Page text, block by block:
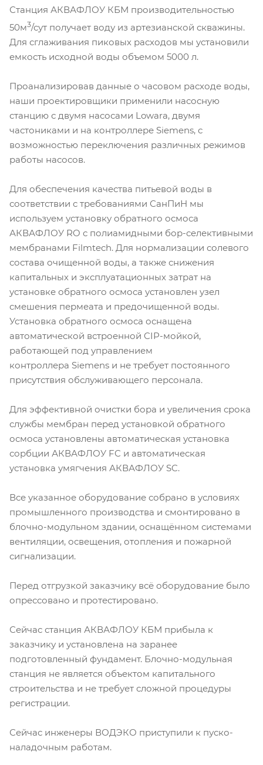
Станция АКВАФЛОУ КБМ производительностью
50м3/сут получает воду из артезианской скважины.
Для сглаживания пиковых расходов мы установили
емкость исходной воды объемом 5000 л.
Проанализировав данные о часовом расходе воды,
наши проектировщики применили насосную
станцию с двумя насосами Lowara, двумя
частониками и на контроллере Siemens, с
возможностью переключения различных режимов
работы насосов.
Для обеспечения качества питьевой воды в
соответствии с требованиями СанПиН мы
используем установку обратного осмоса
АКВАФЛОУ RO с полиамидными бор-селективными
мембранами Filmtech. Для нормализации солевого
состава очищенной воды, а также снижения
капитальных и эксплуатационных затрат на
установке обратного осмоса установлен узел
смешения пермеата и предочищенной воды.
Установка обратного осмоса оснащена
автоматической встроенной CIP-мойкой,
работающей под управлением
контроллера Siemens и не требует постоянного
присутствия обслуживающего персонала.
Для эффективной очистки бора и увеличения срока
службы мембран перед установкой обратного
осмоса установлены автоматическая установка
сорбции АКВАФЛОУ FC и автоматическая
установка умягчения АКВАФЛОУ SC.
Все указанное оборудование собрано в условиях
промышленного производства и смонтировано в
блочно-модульном здании, оснащённом системами
вентиляции, освещения, отопления и пожарной
сигнализации.
Перед отгрузкой заказчику всё оборудование было
опрессовано и протестировано.
Сейчас станция АКВАФЛОУ КБМ прибыла к
заказчику и установлена на заранее
подготовленный фундамент. Блочно-модульная
станция не является объектом капитального
строительства и не требует сложной процедуры
регистрации.
Сейчас инженеры ВОДЭКО приступили к пуско-
наладочным работам.